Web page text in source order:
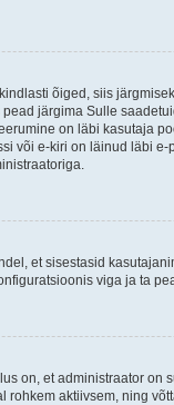
õiged, siis
järgima Sulle
on läbi kasutaja
või e-kiri on läinud läbi
et sisestasid
viga ja ta
on, et administraator
aktiivsem, ning